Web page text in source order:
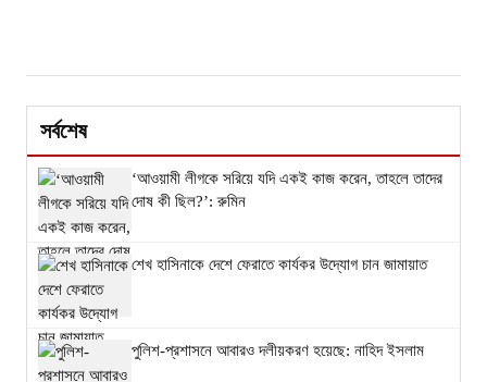
সর্বশেষ
‘আওয়ামী লীগকে সরিয়ে যদি একই কাজ করেন, তাহলে তাদের
দোষ কী ছিল?’: রুমিন
শেখ হাসিনাকে দেশে ফেরাতে কার্যকর উদ্যোগ চান জামায়াত
পুলিশ-প্রশাসনে আবারও দলীয়করণ হয়েছে: নাহিদ ইসলাম